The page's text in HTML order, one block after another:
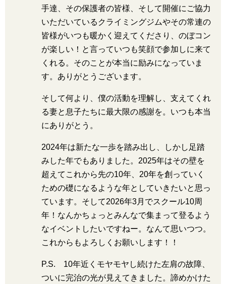
手達、その保護者の皆様、そして開催にご協力
いただいているクライミングジムやその常連の
皆様がいつも暖かく迎えてくださり、のぼコン
が楽しい！と言っていつも笑顔で参加しに来て
くれる。そのことが本当に励みになっていま
す。ありがとうございます。
そして何より、僕の活動を理解し、支えてくれ
る妻と息子たちに最大限の感謝を。いつも本当
にありがとう。
2024年は新たな一歩を踏み出し、しかし足踏
みした年でもありました。2025年はその壁を
超えてこれから先の10年、20年を創っていく
ための礎になるような年としていきたいと思っ
ています。そして2026年3月でスクール10周
年！なんかちょっとみんなで集まって登るよう
なイベントしたいですねー。なんて思いつつ。
これからもよろしくお願いします！！
P.S. 10年近くモヤモヤし続けた左肩の故障、
ついに完治の光が見えてきました。諦めかけた